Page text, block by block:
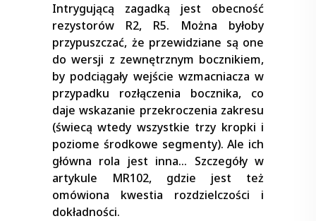
Intrygującą zagadką jest obecność
rezystorów R2, R5. Można byłoby
przypuszczać, że przewidziane są one
do wersji z zewnętrznym bocznikiem,
by podciągały wejście wzmacniacza w
przypadku rozłączenia bocznika, co
daje wskazanie przekroczenia zakresu
(świecą wtedy wszystkie trzy kropki i
poziome środkowe segmenty). Ale ich
główna rola jest inna… Szczegóły w
artykule MR102, gdzie jest też
omówiona kwestia rozdzielczości i
dokładności.